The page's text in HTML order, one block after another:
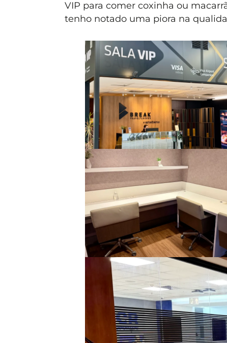
VIP para comer coxinha ou
tenho notado uma piora na